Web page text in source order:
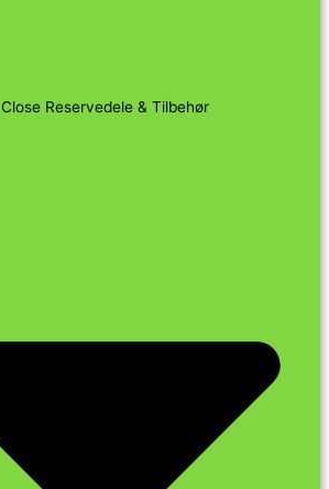
Close Reservedele & Tilbehør